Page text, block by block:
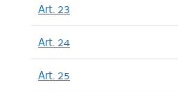
Art. 23
Art. 24
Art. 25